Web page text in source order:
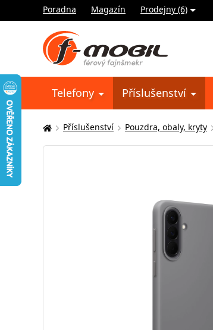
Poradna Magazín Prodejny (6)
Telefony Příslušenství
Zde
se
Příslušenství Pouzdra, obaly, kryty